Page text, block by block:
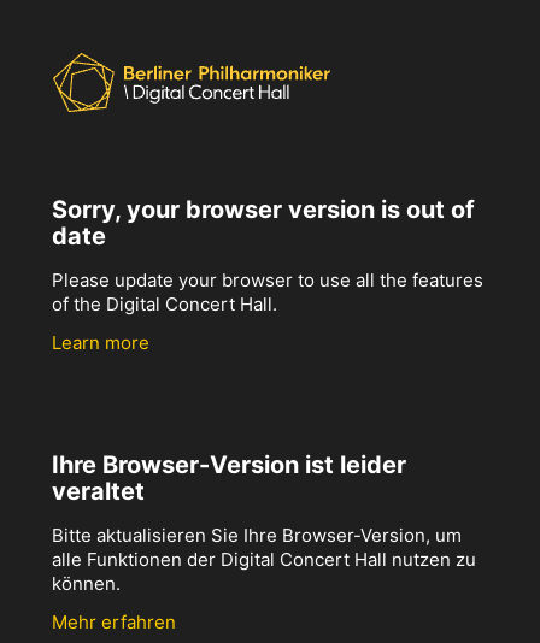
Sorry, your browser version is out of
date
Please update your browser to use all the features
of the Digital Concert Hall.
Learn more
Ihre Browser-Version ist leider
veraltet
Bitte aktualisieren Sie Ihre Browser-Version, um
alle Funktionen der Digital Concert Hall nutzen zu
können.
Mehr erfahren